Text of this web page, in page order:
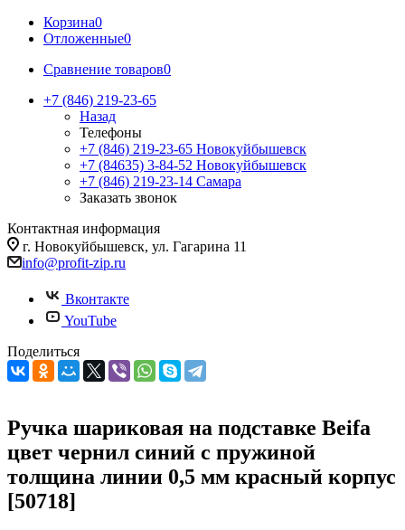
Корзина0
Отложенные0
Сравнение товаров0
+7 (846) 219-23-65
Назад
Телефоны
+7 (846) 219-23-65 Новокуйбышевск
+7 (84635) 3-84-52 Новокуйбышевск
+7 (846) 219-23-14 Самара
Заказать звонок
Контактная информация
г. Новокуйбышевск, ул. Гагарина 11
info@profit-zip.ru
Вконтакте
YouTube
Поделиться
Ручка шариковая на подставке Beifa
цвет чернил синий с пружиной
толщина линии 0,5 мм красный корпус
[50718]